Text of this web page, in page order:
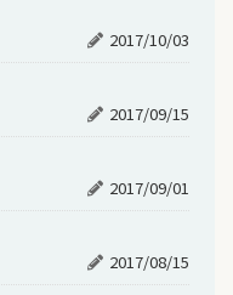
2017/10/03
2017/09/15
2017/09/01
2017/08/15